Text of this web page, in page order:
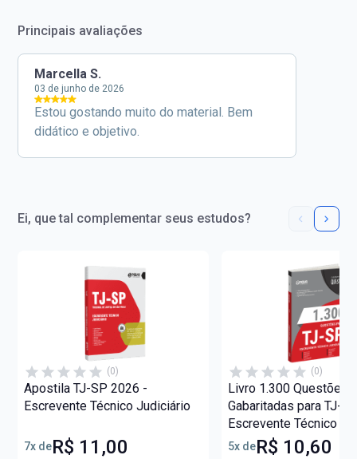
Principais avaliações
Marcella S.
03 de junho de 2026
Estou gostando muito do material. Bem
didático e objetivo.
Ei, que tal complementar seus estudos?
(0)
Apostila TJ-SP 2026 -
Escrevente Técnico Judiciário
7x deR$ 11,00
(0)
Livro 1.300 Questões
Gabaritadas para TJ-
Escrevente Técnico
5x deR$ 10,60